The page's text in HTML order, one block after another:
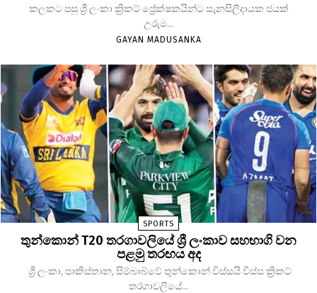
කලකට පසු ශ්‍රී ලංකා ක්‍රිකට් ප්‍රේක්ෂකයින්ට සැනසිලිදායක ජයක්
උරුම...
GAYAN MADUSANKA
SPORTS
තුන්කොන් T20 තරගාවලියේ ශ්‍රී ලංකාව සහභාගි වන
පළමු තරඟය අද
ශ්‍රී ලංකා, පාකිස්තාන, සිම්බාබ්වේ තුන්කොන් විස්සයි විස්ස ක්‍රිකට්
තරගාවලියේ...